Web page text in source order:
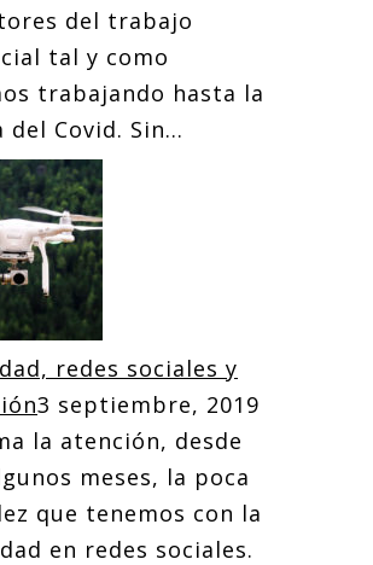
del trabajo
tal y como
trabajando hasta la
del Covid. Sin...
redes sociales y
3 septiembre, 2019
la atención, desde
meses, la poca
que tenemos con la
en redes sociales.